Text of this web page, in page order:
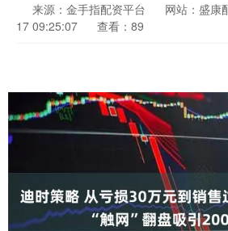
来源：金手指配资平台 网站：盛康
17 09:25:07
查看：89